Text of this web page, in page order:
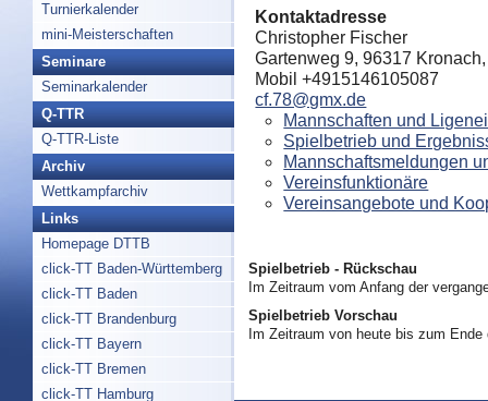
Turnierkalender
mini-Meisterschaften
Seminare
Seminarkalender
Q-TTR
Q-TTR-Liste
Archiv
Wettkampfarchiv
Links
Homepage DTTB
click-TT Baden-Württemberg
click-TT Baden
click-TT Brandenburg
click-TT Bayern
click-TT Bremen
click-TT Hamburg
Kontaktadresse
Christopher Fischer
Gartenweg 9, 96317
Mobil +4915146105087
cf.78@gmx.de
Mannschaften und
Spielbetrieb und
Mannschaftsmeldungen
Vereinsfunktionäre
Vereinsangebote und
Spielbetrieb - Rückschau
Im Zeitraum vom Anfang der
Spielbetrieb Vorschau
Im Zeitraum von heute bis zum